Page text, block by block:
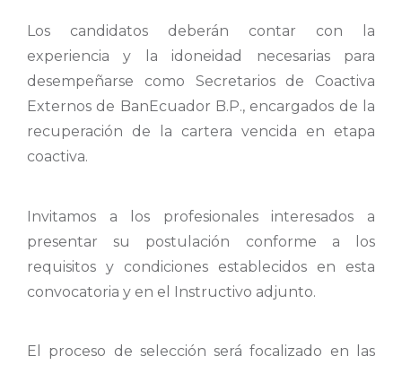
Los candidatos deberán contar con la
experiencia y la idoneidad necesarias para
desempeñarse como Secretarios de Coactiva
Externos de BanEcuador B.P., encargados de la
recuperación de la cartera vencida en etapa
coactiva.
Invitamos a los profesionales interesados a
presentar su postulación conforme a los
requisitos y condiciones establecidos en esta
convocatoria y en el Instructivo adjunto.
El proceso de selección será focalizado en las